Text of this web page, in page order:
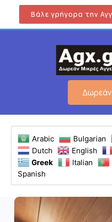
Βάλε γρήγορα την
Arabic Bulgarian
Dutch
English
Greek
Italian
Spanish